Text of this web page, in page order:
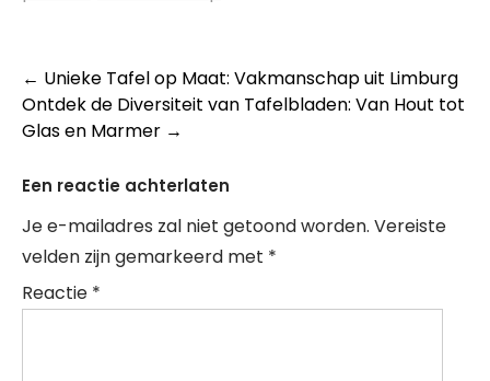
Berichtnavigatie
← Unieke Tafel op Maat: Vakmanschap uit Limburg
Ontdek de Diversiteit van Tafelbladen: Van Hout tot
Glas en Marmer →
Een reactie achterlaten
Je e-mailadres zal niet getoond worden. Vereiste
velden zijn gemarkeerd met *
Reactie *